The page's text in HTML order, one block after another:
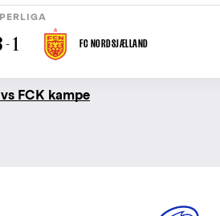
- 1 FC NORDSJÆLLAND
FCK kampe